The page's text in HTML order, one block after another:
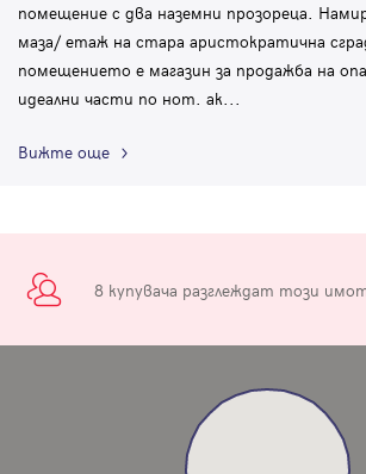
помещение с два наземни прозореца.
маза/ етаж на стара аристократична
помещението е магазин за продажба на
идеални части по нот. ак...
Вижте още
8 купувача разглеждат този